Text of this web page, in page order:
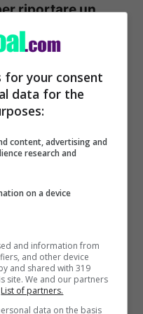
riportare un
del Boca che fu
Napoli.È l’ipotesi
sì,Franco
for your consent
data for the
content, advertising and
research and
on a device
and information from
and other device
and shared with 319
site. We and our partners
List of partners.
data on the basis